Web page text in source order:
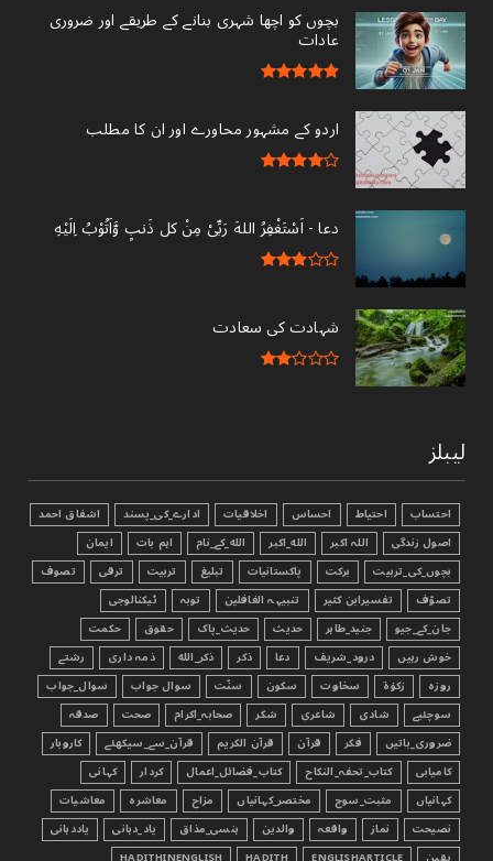
بچوں کو اچھا شہری بنانے کے طریقے اور ضروری
عادات
اردو کے مشہور محاورے اور ان کا مطلب
دعا - ‎اَسْتَغْفِرُ اللهَ رَبِّىْ مِنْ کل ذَنبٍ وَّاَتُوْبُ اِلَيْهِ
شہادت کی سعادت
لیبلز
احتساب احتیاط احساس اخلاقیات ادارے_کی_پسند
اشفاق احمد
اصول زندگی
اللہ اکبر الله_اکبر الله_کے_نام اہم بات
ایمان
بچوں_کی_تربیت
برکت پاکستانیات تبليغ تربیت ترقی
تصوف
تصوّف
تفسیرابن کثیر تنبیہہ الغافلین توبہ
ٹیکنالوجی
جان_کے_جیو
جنید_طاہر حدیث حدیث_پاک حقوق
حکمت
خوش رہیں
درود_شریف دعا ذکر ذکر_الله ذمہ داری
رشتے
روزہ
زکوٰۃ سخاوت سکون سنّت سوال جواب
سوال_جواب
سوچئیے
شادی شاعری شکر صحابہ_اکرام صحت
صدقہ
ضروری_باتیں
فکر قرآن قرآن الکریم قرآن_سے_سیکھئے
کاروبار
کامیابی
کتاب_تحفہ_النکاح کتاب_فضائل_اعمال کردار
کہانی
کہانیاں
مثبت_سوچ مختصر_کہانیاں مزاح معاشرہ
معاشیات
نصیحت
نماز واقعہ والدین ہنسی_مذاق یاد_دہانی
یاددہانی